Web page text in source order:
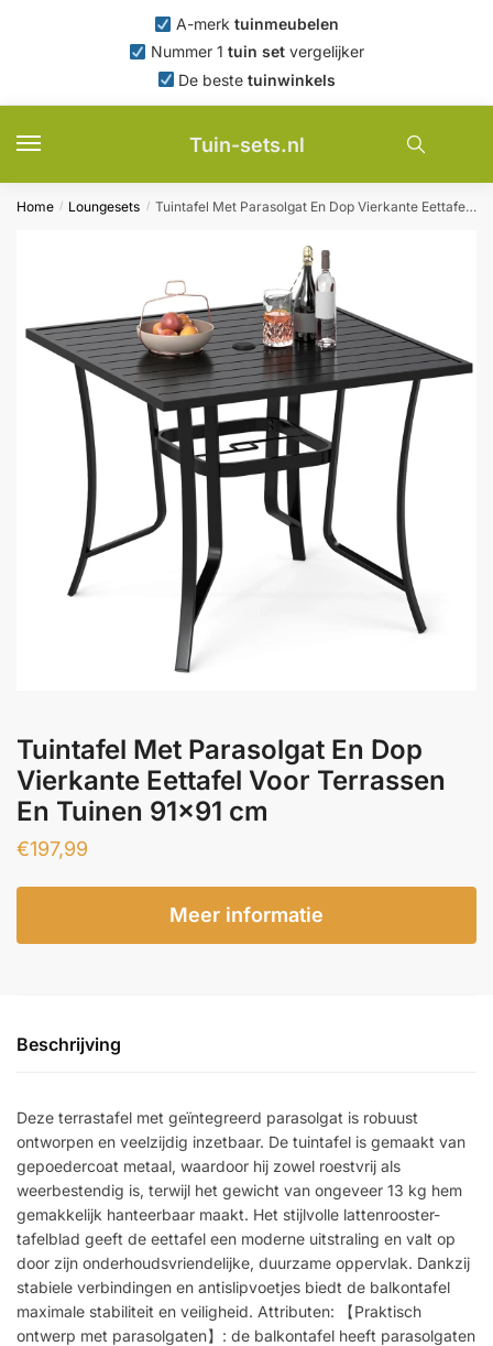
A-merk tuinmeubelen
Nummer 1 tuin set vergelijker
De bestetuinwinkels
Tuin-sets.nl
Home / Loungesets / Tuintafel Met Parasolgat En Dop Vierkante Eettafel Voor Terrassen En Tuinen 91×91 cm
Tuintafel Met Parasolgat En Dop
Vierkante Eettafel Voor Terrassen
En Tuinen 91×91 cm
€197,99
Meer informatie
Beschrijving
Deze terrastafel met geïntegreerd parasolgat is robuust
ontworpen en veelzijdig inzetbaar. De tuintafel is gemaakt van
gepoedercoat metaal, waardoor hij zowel roestvrij als
weerbestendig is, terwijl het gewicht van ongeveer 13 kg hem
gemakkelijk hanteerbaar maakt. Het stijlvolle lattenrooster-
tafelblad geeft de eettafel een moderne uitstraling en valt op
door zijn onderhoudsvriendelijke, duurzame oppervlak. Dankzij
stabiele verbindingen en antislipvoetjes biedt de balkontafel
maximale stabiliteit en veiligheid. Attributen: 【Praktisch
ontwerp met parasolgaten】: de balkontafel heeft parasolgaten